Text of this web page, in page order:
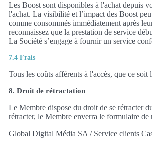
Les Boost sont disponibles à l'achat depuis
l'achat. La visibilité et l’impact des Boost
comme consommés immédiatement après
reconnaissez que la prestation de service
La Société s’engage à fournir un service
7.4 Frais
Tous les coûts afférents à l'accès, que ce
8. Droit de rétractation
Le Membre dispose du droit de se rétracter
rétracter, le Membre enverra le formulaire
Global Digital Média SA / Service clients